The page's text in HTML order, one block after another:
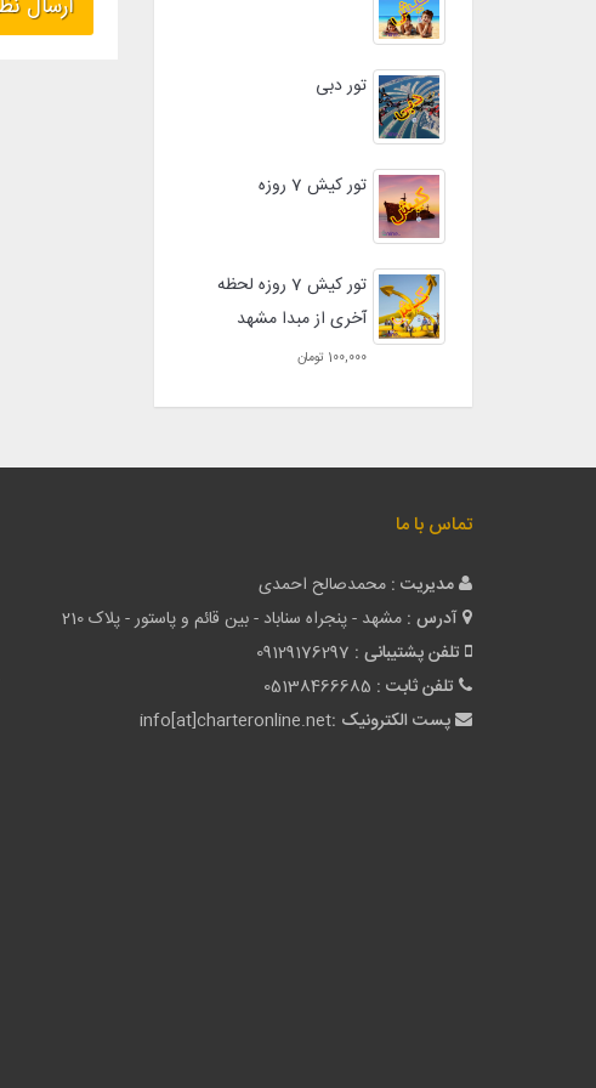
تور دبی
تور کیش 7 روزه
تور کیش 7 روزه لحظه
آخری از مبدا مشهد
100,000 تومان
تماس با ما
مدیریت : محمدصالح احمدی
آدرس : مشهد - پنجراه سناباد - بین قائم و پاستور - پلاک 210
تلفن پشتیبانی : 09129176297
تلفن ثابت : 05138466685
پست الکترونیک :info[at]charteronline.net